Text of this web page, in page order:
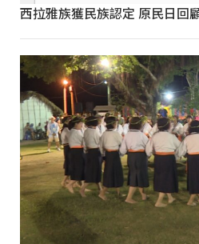
西拉雅族獲民族認定 原民日回